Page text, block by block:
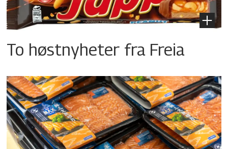
To høstnyheter fra Freia